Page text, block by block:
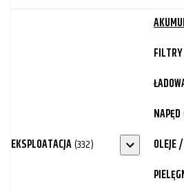
EKSPLOATACJA(332)
FILTRY
NAPĘD
OLEJE